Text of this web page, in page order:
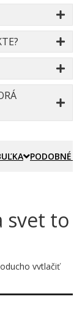
PODOBNÉ
svet to
vytlačiť
kto sa pozrie.
žiadne
Tak, ako si ich